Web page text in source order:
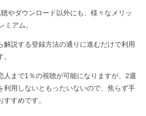
やダウンロード以外にも、様々なメリッ
ミアム。
解説する登録方法の通りに進むだけで利用
人まで1％の視聴が可能になりますが、2週
利用しないともったいないので、焦らず手
すめです。